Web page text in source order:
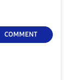
COMMENT